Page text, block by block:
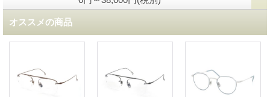
オススメの商品